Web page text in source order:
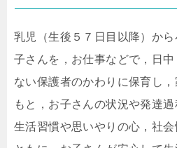
乳児（生後５７日目以降）か
子さんを，お仕事などで，日
ない保護者のかわりに保育し
もと，お子さんの状況や発達
生活習慣や思いやりの心，社